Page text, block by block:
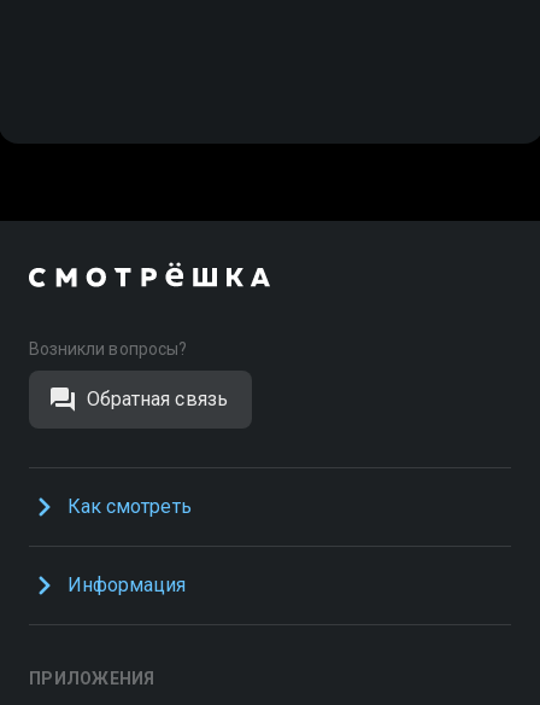
Возникли вопросы?
Обратная связь
Как смотреть
Информация
ПРИЛОЖЕНИЯ